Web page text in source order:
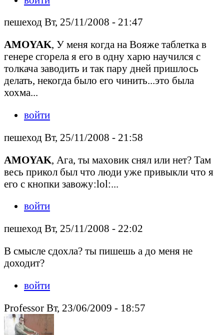
пешеход Вт, 25/11/2008 - 21:47
AMOYAK, У меня когда на Вояже таблетка в
генере сгорела я его в одну харю научился с
толкача заводить и так пару дней пришлось
делать, некогда было его чинить...это была
хохма...
войти
пешеход Вт, 25/11/2008 - 21:58
AMOYAK , Ага, ты маховик снял или нет? Там
весь прикол был что люди уже привыкли что я
его с кнопки завожу:lol:...
войти
пешеход Вт, 25/11/2008 - 22:02
В смысле сдохла? ты пишешь а до меня не
доходит?
войти
Professor Вт, 23/06/2009 - 18:57